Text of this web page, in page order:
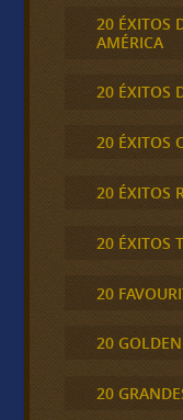
20 ÉXITOS
AMÉRICA
20 ÉXITOS
20 ÉXITOS
20 ÉXITOS
20 ÉXITOS
20
20
20